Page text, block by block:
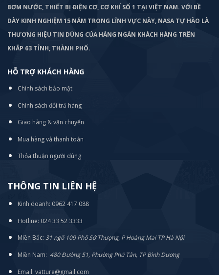
BƠM NƯỚC, THIẾT BỊ ĐIỆN CƠ, CƠ KHÍ SỐ 1 TẠI VIỆT NAM. VỚI BỀ
DÀY KINH NGHIỆM 15 NĂM TRONG LĨNH VỰC NÀY, NASA TỰ HÀO LÀ
THƯƠNG HIỆU TIN DÙNG CỦA HÀNG NGÀN KHÁCH HÀNG TRÊN
KHẮP 63 TỈNH, THÀNH PHỐ.
HỖ TRỢ KHÁCH HÀNG
Chính sách bảo mật
Chính sách đổi trả hàng
Giao hàng & vận chuyển
Mua hàng và thanh toán
Thỏa thuận người dùng
THÔNG TIN LIÊN HỆ
Kinh doanh: 0962 417 088
Hotline: 024 33 52 3333
Miền Bắc: 31 ngõ 109 Phố Sở Thượng, P Hoàng Mai TP Hà Nội
Miền Nam: 480 Đường 51, Phường Phú Tân, TP Bình Dương
Email: vatture@gmail.com